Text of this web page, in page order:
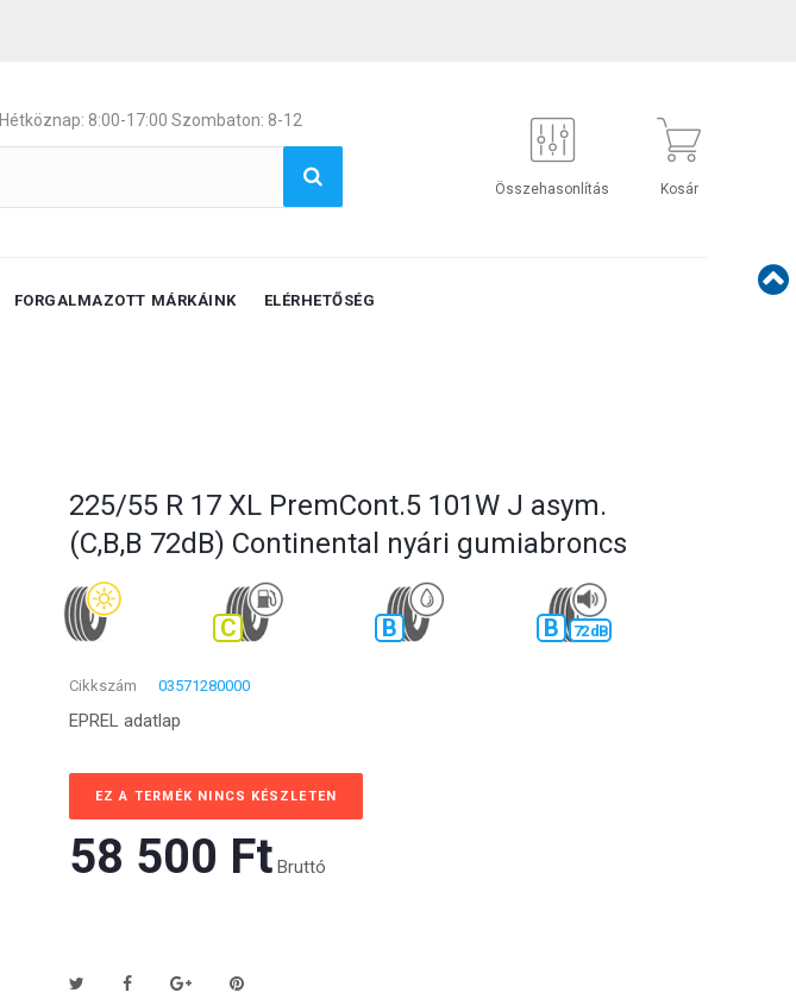
Hétköznap: 8:00-17:00 Szombaton: 8-12
Összehasonlítás Kosár
FORGALMAZOTT MÁRKÁINK ELÉRHETŐSÉG
225/55 R 17 XL PremCont.5 101W J asym.
(C,B,B 72dB) Continental nyári gumiabroncs
C B B 72 dB
Cikkszám 03571280000
EPREL adatlap
EZ A TERMÉK NINCS KÉSZLETEN
58 500 Ft‎ Bruttó